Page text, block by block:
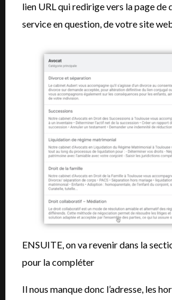
lien URL qui redirige vers la page de
service en question, de votre site
ENSUITE, on va revenir dans la
pour la compléter
Il nous manque donc l’adresse, les